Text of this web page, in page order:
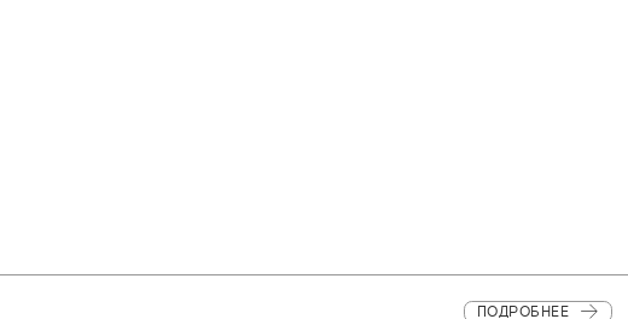
ПОДРОБНЕЕ